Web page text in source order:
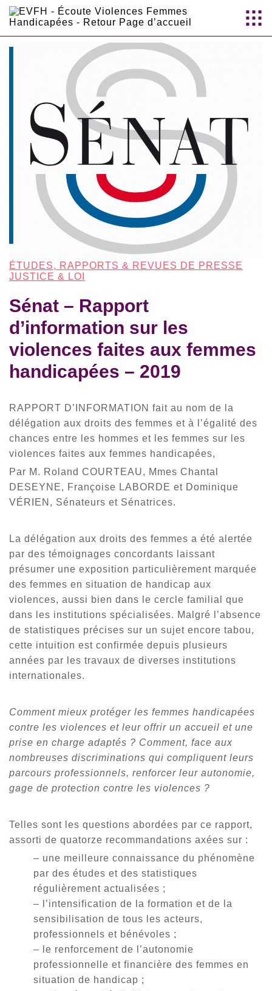
ÉTUDES, RAPPORTS & REVUES DE PRESSE
JUSTICE & LOI
Sénat – Rapport
d’information sur les
violences faites aux femmes
handicapées – 2019
RAPPORT D’INFORMATION fait au nom de la
délégation aux droits des femmes et à l’égalité des
chances entre les hommes et les femmes sur les
violences faites aux femmes handicapées,
Par M. Roland COURTEAU, Mmes Chantal
DESEYNE, Françoise LABORDE et Dominique
VÉRIEN, Sénateurs et Sénatrices.
La délégation aux droits des femmes a été alertée
par des témoignages concordants laissant
présumer une exposition particulièrement marquée
des femmes en situation de handicap aux
violences, aussi bien dans le cercle familial que
dans les institutions spécialisées. Malgré l’absence
de statistiques précises sur un sujet encore tabou,
cette intuition est confirmée depuis plusieurs
années par les travaux de diverses institutions
internationales.
Comment mieux protéger les femmes handicapées
contre les violences et leur offrir un accueil et une
prise en charge adaptés ? Comment, face aux
nombreuses discriminations qui compliquent leurs
parcours professionnels, renforcer leur autonomie,
gage de protection contre les violences ?
Telles sont les questions abordées par ce rapport,
assorti de quatorze recommandations axées sur :
– une meilleure connaissance du phénomène
par des études et des statistiques
régulièrement actualisées ;
– l’intensification de la formation et de la
sensibilisation de tous les acteurs,
professionnels et bénévoles ;
– le renforcement de l’autonomie
professionnelle et financière des femmes en
situation de handicap ;